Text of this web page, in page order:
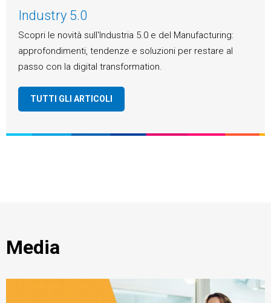
Industry 5.0
Scopri le novità sull'Industria 5.0 e del Manufacturing:
approfondimenti, tendenze e soluzioni per restare al
passo con la digital transformation.
TUTTI GLI ARTICOLI
Media